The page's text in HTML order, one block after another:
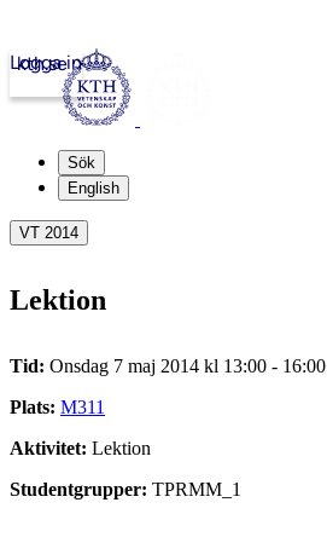
kth.se
Logga in
Sök
English
VT 2014
Lektion
Tid: Onsdag 7 maj 2014 kl 13:00 - 16:00
Plats: M311
Aktivitet: Lektion
Studentgrupper: TPRMM_1